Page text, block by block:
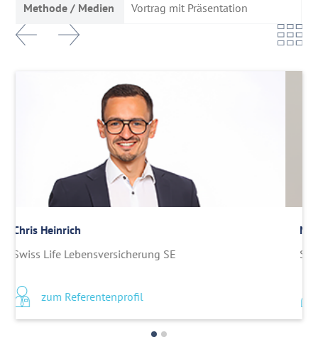
Methode / Medien Vortrag mit Präsentation
Chris Heinrich
Swiss Life Lebensversicherung SE
zum Referentenprofil